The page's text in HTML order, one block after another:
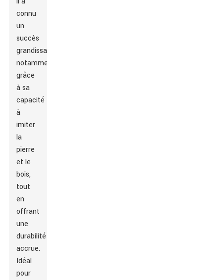
connu
un
succès
grandissant,
notamment
grâce
à sa
capacité
à
imiter
la
pierre
et le
bois,
tout
en
offrant
une
durabilité
accrue.
Idéal
pour